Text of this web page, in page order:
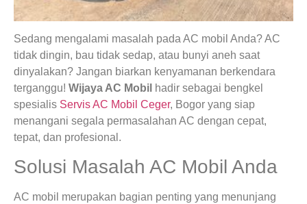
Sedang mengalami masalah pada AC mobil Anda? AC
tidak dingin, bau tidak sedap, atau bunyi aneh saat
dinyalakan? Jangan biarkan kenyamanan berkendara
terganggu! Wijaya AC Mobil hadir sebagai bengkel
spesialis Servis AC Mobil Ceger, Bogor yang siap
menangani segala permasalahan AC dengan cepat,
tepat, dan profesional.
Solusi Masalah AC Mobil Anda
AC mobil merupakan bagian penting yang menunjang